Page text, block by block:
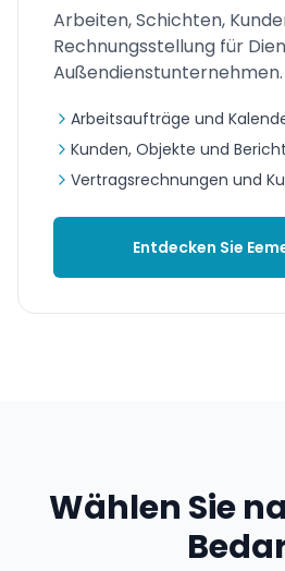
Arbeiten, Schichten,
Rechnungsstellung für
Außendienstunternehmen.
Arbeitsaufträge und
Kunden, Objekte und
Vertragsrechnungen und
Entdecken Sie
Wählen Sie